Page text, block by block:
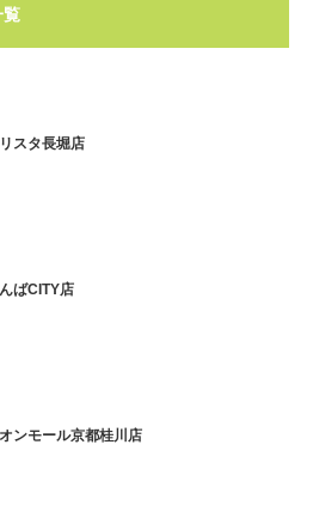
円（税込）【～2026.6月末日迄】
心地よいリラックス♪【ボディ】マジョ
トリートメント
杯） のサービス付
の「マジョラム」と、清涼感のある
イル♪ 緊張を和らげ、ココロも身体も
円（税込）【～2026.4月末日迄】
お疲れの方へ【ボディケア】眼のお
円（税込）【～2026.4月末日迄】
指す♪【フェイシャル】コラーゲンパ
スタ長堀店
ばCITY店
ンモール京都桂川店